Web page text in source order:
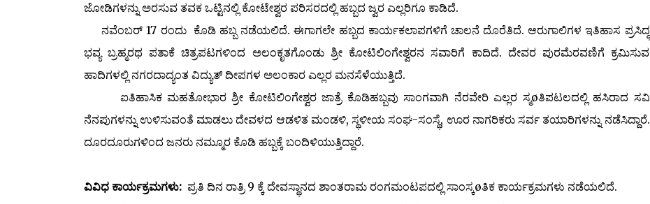
ಜೋಡಿಗಳನ್ನು ಅರಸುವ ತವಕ ಒಟ್ಟಿನಲ್ಲಿ ಕೋಟೇಶ್ವರ ಪರಿಸರದಲ್ಲಿ ಹಬ್ಬದ ಜ್ವರ ಎಲ್ಲರಿಗೂ ಕಾಡಿದೆ.
ನವೆಂಬರ್ 17 ರಂದು ಕೊಡಿ ಹಬ್ಬ ನಡೆಯಲಿದೆ. ಈಗಾಗಲೇ ಹಬ್ಬದ ಕಾರ್ಯಕಲಾಪಗಳಿಗೆ ಚಾಲನೆ ದೊರೆತಿದೆ. ಆರುಗಾಲಿಗಳ ಇತಿಹಾಸ ಪ್ರಸಿದ್ಧ
ಭವ್ಯ ಬ್ರಹ್ಮರಥ ಪತಾಕೆ ಚಿತ್ರಪಟಗಳಿಂದ ಅಲಂಕೃತಗೊಂಡು ಶ್ರೀ ಕೋಟಿಲಿಂಗೇಶ್ವರನ ಸವಾರಿಗೆ ಕಾದಿದೆ. ದೇವರ ಪುರಮೆರವಣಿಗೆ ಕ್ರಮಿಸುವ
ಹಾದಿಗಳಲ್ಲಿ ನಗರದಾದ್ಯಂತ ವಿದ್ಯುತ್ ದೀಪಗಳ ಅಲಂಕಾರ ಎಲ್ಲರ ಮನಸೆಳೆಯುತ್ತಿದೆ.
ಐತಿಹಾಸಿಕ ಮಹತೋಭಾರ ಶ್ರೀ ಕೋಟಿಲಿಂಗೇಶ್ವರ ಜಾತ್ರೆ ಕೊಡಿಹಬ್ಬವು ಸಾಂಗವಾಗಿ ನೆರವೇರಿ ಎಲ್ಲರ ಸ್ಮøತಿಪಟಲದಲ್ಲಿ ಹಸಿರಾದ ಸವಿ
ನೆನಪುಗಳನ್ನು ಉಳಿಸುವಂತೆ ಮಾಡಲು ದೇವಳದ ಆಡಳಿತ ಮಂಡಳಿ, ಸ್ಥಳೀಯ ಸಂಘ-ಸಂಸ್ಥೆ, ಊರ ನಾಗರಿಕರು ಸರ್ವ ತಯಾರಿಗಳನ್ನು ನಡೆಸಿದ್ದಾರೆ.
ದೂರದೂರುಗಳಿಂದ ಜನರು ನಮ್ಮೂರ ಕೊಡಿ ಹಬ್ಬಕ್ಕೆ ಬಂದಿಳಿಯುತ್ತಿದ್ದಾರೆ.
ವಿವಿಧ ಕಾರ್ಯಕ್ರಮಗಳು:ಪ್ರತಿ ದಿನ ರಾತ್ರಿ 9 ಕ್ಕೆ ದೇವಸ್ಥಾನದ ಶಾಂತರಾಮ ರಂಗಮಂಟಪದಲ್ಲಿ ಸಾಂಸ್ಕøತಿಕ ಕಾರ್ಯಕ್ರಮಗಳು ನಡೆಯಲಿದೆ.